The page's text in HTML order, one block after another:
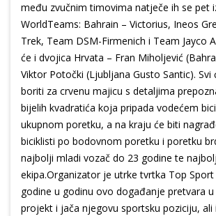
među zvučnim timovima natječe ih se pet
WorldTeams: Bahrain – Victorius, Ineos
Trek, Team DSM-Firmenich i Team Jayco
će i dvojica Hrvata – Fran Miholjević
Viktor Potočki (Ljubljana Gusto Santic). Svi
boriti za crvenu majicu s detaljima
bijelih kvadratića koja pripada vodećem
ukupnom poretku, a na kraju će biti
biciklisti po bodovnom poretku i poretku
najbolji mladi vozač do 23 godine te
ekipa.Organizator je utrke tvrtka Top
godine u godinu ovo događanje pretvara
projekt i jača njegovu sportsku poziciju, ali